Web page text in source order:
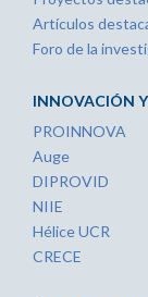
Artículos
Foro de la
INNOVACIÓN
PROINNOVA
Auge
DIPROVID
NIIE
Hélice UCR
CRECE